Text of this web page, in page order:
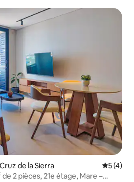
de la Sierra
5 (4)
2 pièces, 21e étage, Mare –